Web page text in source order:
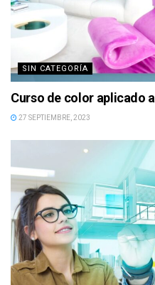
SIN CATEGORÍA
Curso de color aplicado
27 SEPTIEMBRE, 2023